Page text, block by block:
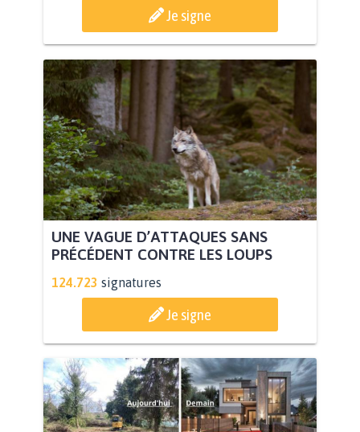
Je signe
UNE VAGUE D’ATTAQUES SANS
PRÉCÉDENT CONTRE LES LOUPS
124.723 signatures
Je signe